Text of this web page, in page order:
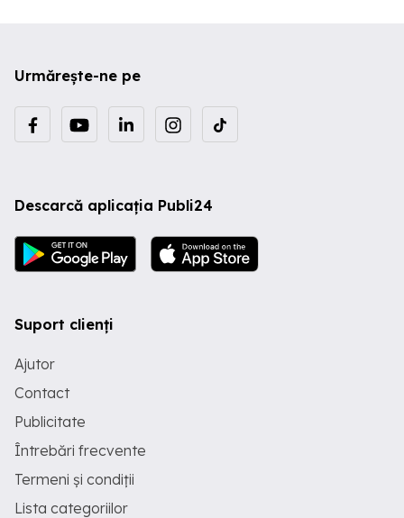
Urmărește-ne pe
Descarcă aplicația Publi24
Suport clienți
Ajutor
Contact
Publicitate
Întrebări frecvente
Termeni și condiții
Lista categoriilor